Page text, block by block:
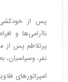
ناآرامی‌ها و
پرتلاطم پس از
نفر، وسپاسیان، به مدت ۱۰ سال (۶۹-۷۹